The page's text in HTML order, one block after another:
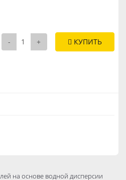
- + КУПИТЬ
на основе водной дисперсии